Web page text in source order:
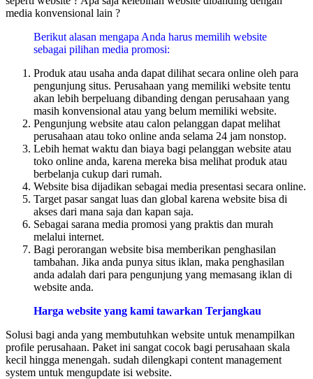
media konvensional lain ?
Berikut alasan mengapa Anda harus memilih website
sebagai pilihan media promosi:
Produk atau usaha anda dapat dilihat secara online oleh para
pengunjung situs. Perusahaan yang memiliki website tentu
akan lebih berpeluang dibanding dengan perusahaan yang
masih konvensional atau yang belum memiliki website.
Pengunjung website atau calon pelanggan dapat melihat
perusahaan atau toko online anda selama 24 jam nonstop.
Lebih hemat waktu dan biaya bagi pelanggan website atau
toko online anda, karena mereka bisa melihat produk atau
berbelanja cukup dari rumah.
Website bisa dijadikan sebagai media presentasi secara online.
Target pasar sangat luas dan global karena website bisa di
akses dari mana saja dan kapan saja.
Sebagai sarana media promosi yang praktis dan murah
melalui internet.
Bagi perorangan website bisa memberikan penghasilan
tambahan. Jika anda punya situs iklan, maka penghasilan
anda adalah dari para pengunjung yang memasang iklan di
website anda.
Harga website yang kami tawarkan Terjangkau
Solusi bagi anda yang membutuhkan website untuk menampilkan
profile perusahaan. Paket ini sangat cocok bagi perusahaan skala
kecil hingga menengah. sudah dilengkapi content management
system untuk mengupdate isi website.